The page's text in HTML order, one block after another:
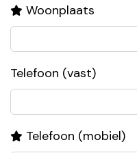
Woonplaats
Telefoon (vast)
Telefoon (mobiel)